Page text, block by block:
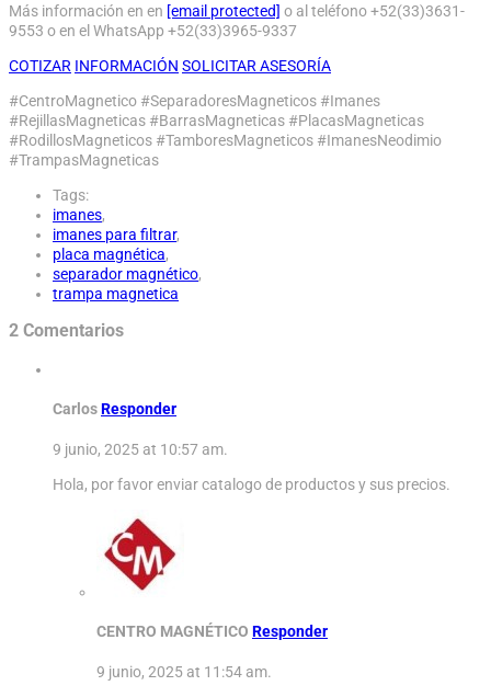
Más información en en [email protected] o al teléfono +52(33)3631-
9553 o en el WhatsApp +52(33)3965-9337
COTIZAR INFORMACIÓN SOLICITAR ASESORÍA
#CentroMagnetico #SeparadoresMagneticos #Imanes
#RejillasMagneticas #BarrasMagneticas #PlacasMagneticas
#RodillosMagneticos #TamboresMagneticos #ImanesNeodimio
#TrampasMagneticas
Tags:
imanes,
imanes para filtrar,
placa magnética,
separador magnético,
trampa magnetica
2 Comentarios
CarlosResponder
9 junio, 2025 at 10:57 am.
Hola, por favor enviar catalogo de productos y sus precios.
CENTRO MAGNÉTICO Responder
9 junio, 2025 at 11:54 am.